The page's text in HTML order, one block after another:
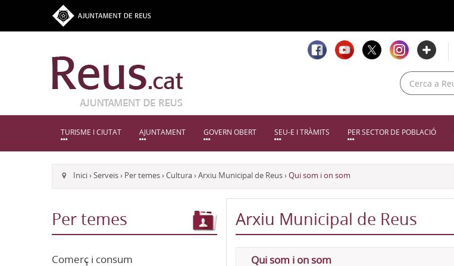
TURISME I CIUTAT AJUNTAMENT GOVERN OBERT SEU-E I TRÀMITS PER SECTOR DE POBLACIÓ
Inici›Serveis› Per temes›Cultura›Arxiu Municipal de Reus›Qui som i on som
Per temes
Comerç i consum
Arxiu Municipal de Reus
Qui som i on som